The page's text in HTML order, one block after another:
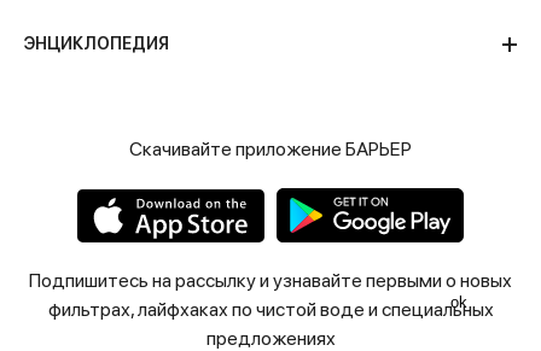
ЭНЦИКЛОПЕДИЯ
Скачивайте приложение БАРЬЕР
Подпишитесь на рассылку и узнавайте первыми о новых
фильтрах, лайфхаках по чистой воде и специальных
предложениях
ok